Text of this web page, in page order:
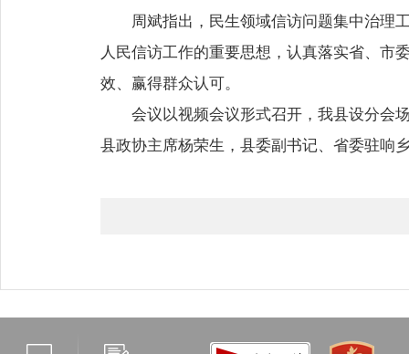
周斌指出，民生领域信访问题集中治理
人民信访工作的重要思想，认真落实省、市
效、赢得群众认可。
会议以视频会议形式召开，我县设分会
县政协主席杨荣生，县委副书记、省委驻响